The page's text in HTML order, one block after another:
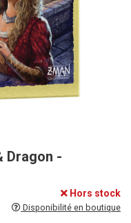
Dragon -
Hors stock
Disponibilité en boutique